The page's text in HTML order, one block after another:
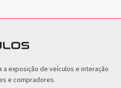
a exposição de veículos e interação
e compradores.